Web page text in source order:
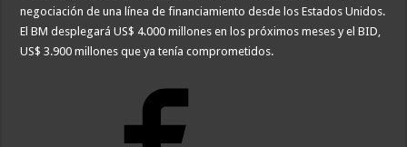
negociación de una línea de financiamiento desde los Estados Unidos.
El BM desplegará US$ 4.000 millones en los próximos meses y el BID,
US$ 3.900 millones que ya tenía comprometidos.